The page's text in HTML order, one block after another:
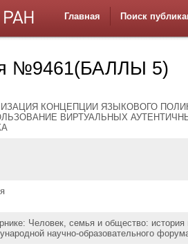
Главная Поиск
№9461(БАЛЛЫ 5)
КОНЦЕПЦИИ ЯЗЫКОВОГО
ВИРТУАЛЬНЫХ
Человек, семья и общество:
научно-образовательного